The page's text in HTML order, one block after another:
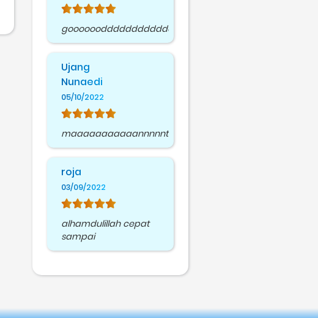
goooooodddddddddddddddddddddddddd
Ujang
Nunaedi
05/10/2022
maaaaaaaaaaannnnnttttaaaapppppppppp
roja
03/09/2022
alhamdulillah cepat
sampai